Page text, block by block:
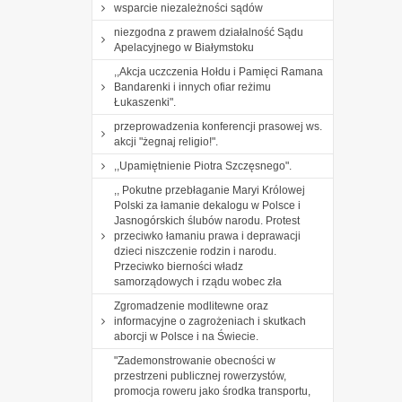
wsparcie niezależności sądów
niezgodna z prawem działalność Sądu
Apelacyjnego w Białymstoku
,,Akcja uczczenia Hołdu i Pamięci Ramana
Bandarenki i innych ofiar reżimu
Łukaszenki".
przeprowadzenia konferencji prasowej ws.
akcji "żegnaj religio!".
,,Upamiętnienie Piotra Szczęsnego".
,, Pokutne przebłaganie Maryi Królowej
Polski za łamanie dekalogu w Polsce i
Jasnogórskich ślubów narodu. Protest
przeciwko łamaniu prawa i deprawacji
dzieci niszczenie rodzin i narodu.
Przeciwko bierności władz
samorządowych i rządu wobec zła
Zgromadzenie modlitewne oraz
informacyjne o zagrożeniach i skutkach
aborcji w Polsce i na Świecie.
"Zademonstrowanie obecności w
przestrzeni publicznej rowerzystów,
promocja roweru jako środka transportu,